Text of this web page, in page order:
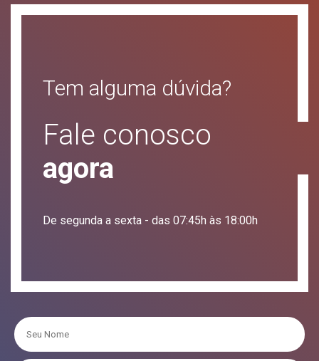
Tem alguma dúvida?
Fale conosco
agora
De segunda a sexta - das 07:45h às 18:00h